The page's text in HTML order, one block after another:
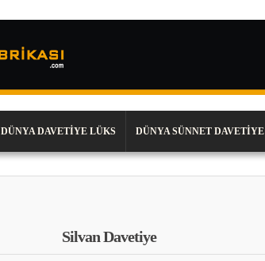
DÜNYA DAVETIYE LÜKS DÜNYA SÜNNET DAVETIYE
Silvan Davetiye